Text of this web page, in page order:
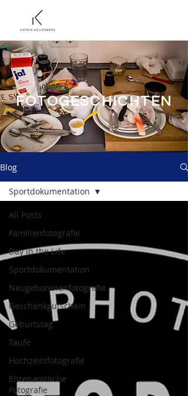
FOTOGESCHICHTEN
Blog
All Posts
Familienfotografie
Day in the Life
Sportdokumentation
Neugeborenenfotografie
Geschenkgutschein
Geburtstag
Taufe
Hochzeitsfotografie
Ehrenamtliche
Fotografie
Sportdokumentation